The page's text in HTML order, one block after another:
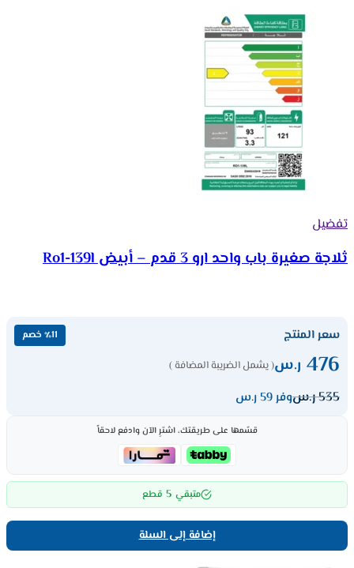
تفضيل
ثلاجة صغيرة باب واحد ارو 3 قدم – أبيض Ro1-139l
سعر المنتج ٪11 خصم
476 ر.س( يشمل الضريبة المضافة )
535ر.سوفر 59 ر.س
قسّمها على طريقتك، اشترِ الآن وادفع لاحقاً
متبقي 5 قطع
إضافة إلى السلة